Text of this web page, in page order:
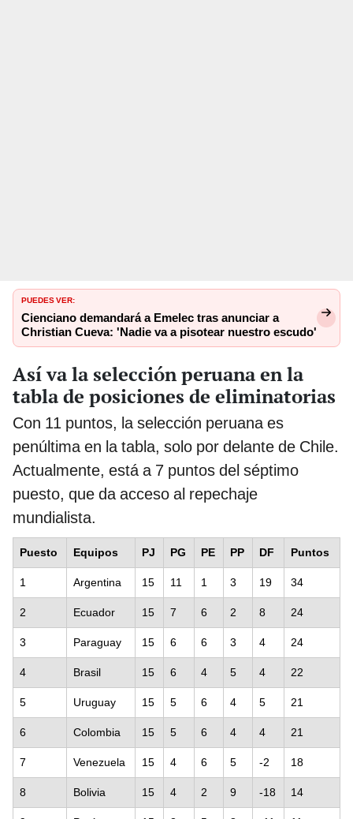
PUEDES VER:
Cienciano demandará a Emelec tras anunciar a
Christian Cueva: 'Nadie va a pisotear nuestro escudo'
Así va la selección peruana en la
tabla de posiciones de eliminatorias
Con 11 puntos, la selección peruana es
penúltima en la tabla, solo por delante de Chile.
Actualmente, está a 7 puntos del séptimo
puesto, que da acceso al repechaje
mundialista.
Puesto Equipos PJ PG PE PP DF Puntos
1 Argentina 15 11 1 3 19 34
2 Ecuador 15 7 6 2 8 24
3 Paraguay 15 6 6 3 4 24
4 Brasil 15 6 4 5 4 22
5 Uruguay 15 5 6 4 5 21
6 Colombia 15 5 6 4 4 21
7 Venezuela 15 4 6 5 -2 18
8 Bolivia 15 4 2 9 -18 14